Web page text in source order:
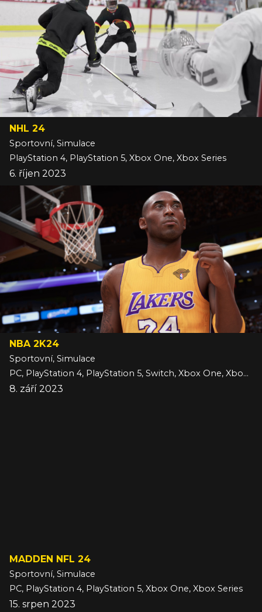
NHL 24
Sportovní, Simulace
PlayStation 4, PlayStation 5, Xbox One, Xbox Series
6. říjen 2023
NBA 2K24
Sportovní, Simulace
PC, PlayStation 4, PlayStation 5, Switch, Xbox One, Xbox Series
8. září 2023
MADDEN NFL 24
Sportovní, Simulace
PC, PlayStation 4, PlayStation 5, Xbox One, Xbox Series
15. srpen 2023